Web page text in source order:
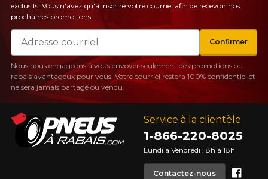
Service à la clientèle
1-866-220-8025
Lundi à Vendredi : 8h à 18h
Contactez-nous
exclusifs. Vous n'avez qu'à inscrire votre courriel afin de recevoir nos
prochaines promotions.
Courriel
Confirmer
Nous nous engageons à vous envoyer seulement des promotions ou
rabais avantageux pour vous. Votre courriel restera 100% confidentiel et
ne sera jamais partagé ou vendu.